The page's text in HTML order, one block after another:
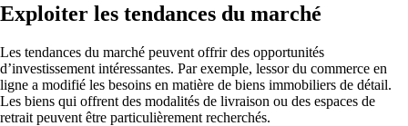
Exploiter les tendances du marché
Les tendances du marché peuvent offrir des opportunités
d’investissement intéressantes. Par exemple, lessor du commerce en
ligne a modifié les besoins en matière de biens immobiliers de détail.
Les biens qui offrent des modalités de livraison ou des espaces de
retrait peuvent être particulièrement recherchés.